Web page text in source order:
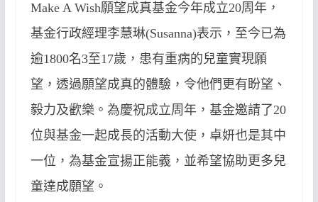
Make A Wish願望成真基金今年成立20周年，
基金行政經理李慧琳(Susanna)表示，至今已為
逾1800名3至17歲，患有重病的兒童實現願
望，透過願望成真的體驗，令他們更有盼望、
毅力及歡樂。為慶祝成立周年，基金邀請了20
位與基金一起成長的活動大使，卓妍也是其中
一位，為基金宣揚正能義，並希望協助更多兒
童達成願望。